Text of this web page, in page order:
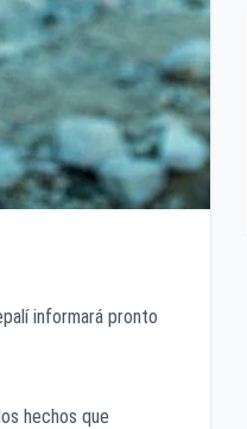
informará pronto
hechos que